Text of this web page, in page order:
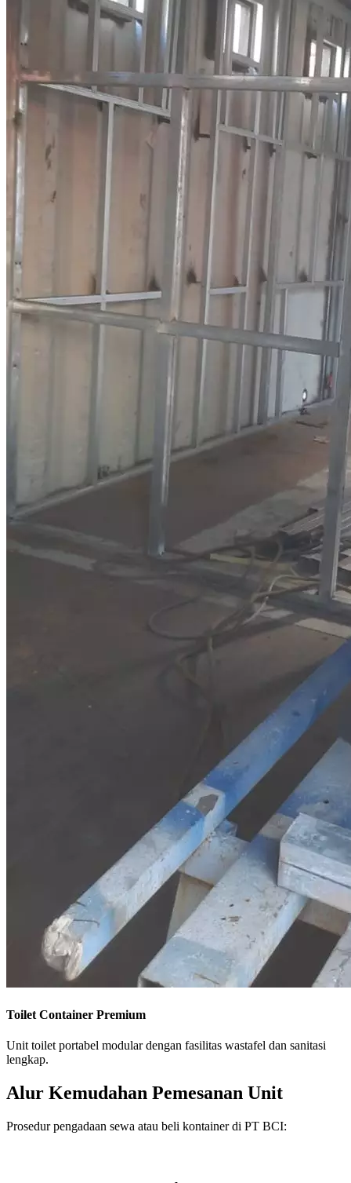
Toilet Container Premium
Unit toilet portabel modular dengan fasilitas wastafel dan sanitasi
lengkap.
Alur Kemudahan Pemesanan Unit
Prosedur pengadaan sewa atau beli kontainer di PT BCI: